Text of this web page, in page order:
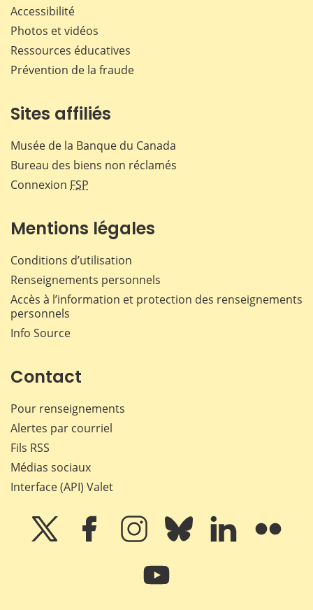
Accessibilité
Photos et vidéos
Ressources éducatives
Prévention de la fraude
Sites affiliés
Musée de la Banque du Canada
Bureau des biens non réclamés
Connexion FSP
Mentions légales
Conditions d’utilisation
Renseignements personnels
Accès à l’information et protection des renseignements
personnels
Info Source
Contact
Pour renseignements
Alertes par courriel
Fils RSS
Médias sociaux
Interface (API) Valet